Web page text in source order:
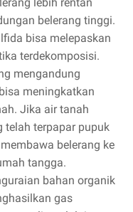
belerang tinggi.
bisa melepaskan
terdekomposisi.
mengandung
meningkatkan
Jika air tanah
telah terpapar pupuk
belerang ke
tangga.
bahan organik
gas